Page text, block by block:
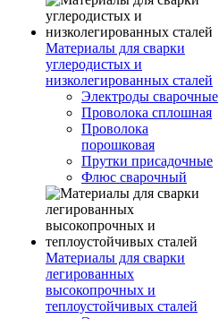
Материалы для сварки
углеродистых и
низколегированных сталей
Электроды сварочные
Проволока сплошная
Проволока
порошковая
Прутки присадочные
Флюс сварочный
Материалы для сварки
легированных
высокопрочных и
теплоустойчивых сталей